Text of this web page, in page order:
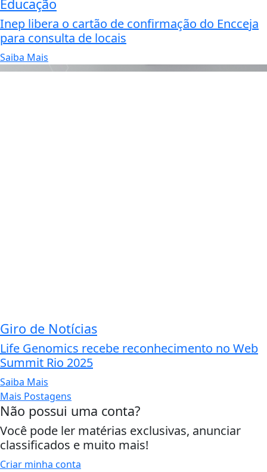
Educação
Inep libera o cartão de confirmação do Encceja
para consulta de locais
Saiba Mais
Giro de Notícias
Life Genomics recebe reconhecimento no Web
Summit Rio 2025
Saiba Mais
Mais Postagens
Não possui uma conta?
Você pode ler matérias exclusivas, anunciar
classificados e muito mais!
Criar minha conta